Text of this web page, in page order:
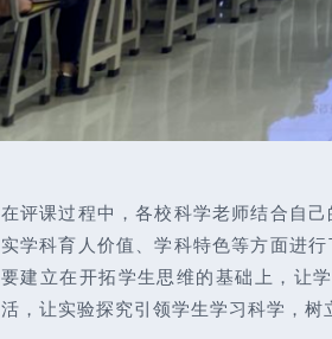
在评课过程中，各校科学老师结合自
实学科育人价值、学科特色等方面进
要建立在开拓学生思维的基础上，让
活，让实验探究引领学生学习科学，树